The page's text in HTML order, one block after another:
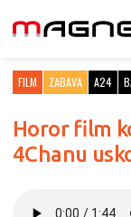
FILM ZABAVA A24
Horor film
4Chanu